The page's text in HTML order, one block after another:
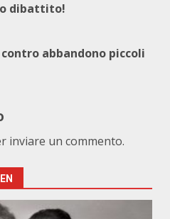
dibattito!
abbandono piccoli
inviare un commento.